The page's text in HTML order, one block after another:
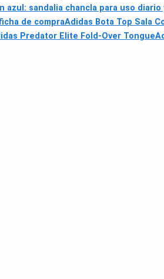
azul: sandalia chancla para uso diario
de compraAdidas Bota Top Sala
Predator Elite Fold-Over Tongue